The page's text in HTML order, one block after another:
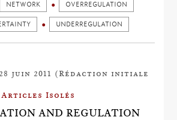
NETWORK OVERREGULATION
UNDERREGULATION
juin 2011 (Rédaction initiale
Articles Isolés
AND REGULATION